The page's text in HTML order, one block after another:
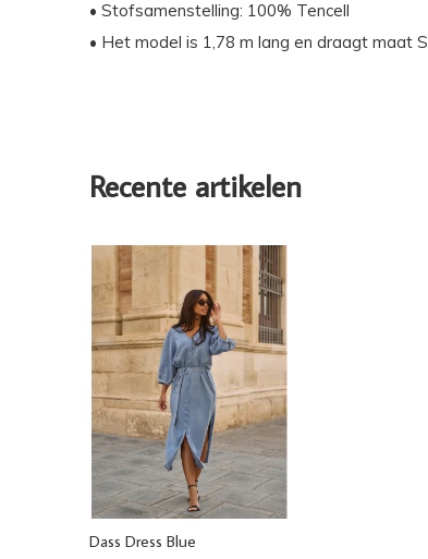
• Stofsamenstelling: 100% Tencell
• Het model is 1,78 m lang en draagt maat S
Recente artikelen
Dass Dress Blue